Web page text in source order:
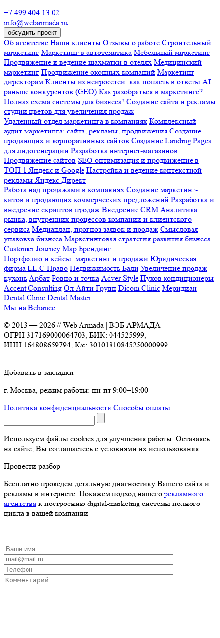
+7 499 404 13 02
info@webarmada.ru
обсудить проект
Об агентстве Наши клиенты Отзывы о работе Строительный
маркетинг Маркетинг в автотематика Мебельный маркетинг
Продвижение и ведение шахматки в отелях Медицинский
маркетинг Продвижение оконных компаний Маркетинг
директорам Клиенты из нейросетей: как попасть в ответы AI
раньше конкурентов (GEO) Как разобраться в маркетинге?
Полная схема системы для бизнеса! Создание сайта и рекламы
студии цветов для увеличения продаж
Удаленный отдел маркетинга в компаниях Комплексный
аудит маркетинга: сайта, рекламы, продвижения Создание
продающих и корпоративных сайтов Создание Landing Pages
для лидогенерации Разработка интернет-магазинов
Продвижение сайтов SEO оптимизация и продвижение в
ТОП 1 Яндекс и Google Настройка и ведение контекстной
рекламы Яндекс Директ
Работа над продажами в компаниях Создание маркетинг-
китов и продающих коммерческих предложений Разработка и
внедрение скриптов продаж Внедрение CRM Аналитика
рынка, внутренних процессов компании и клиентского
сервиса Медиаплан, прогноз заявок и продаж Смысловая
упаковка бизнеса Маркетинговая стратегия развития бизнеса
Customer Journey Map Брендинг
Портфолио и кейсы: маркетинг и продажи Юридическая
фирма LL.C Право Недвижимость Бали Увеличение продаж
кухонь Арбат Ровно и точка Adver Style Пухов кондиционеры
Accent Consulting Ол Айти Групп Dicom Clinic Меридиан
Dental Clinic Dental Master
Мы на Behance
© 2013 —2026 // Web Armada | ВЭБ АРМАДА
ОГРН 317169000064703, БИК: 044525999,
ИНН 164808659794, К/с: 30101810845250000999.
Добавить в закладки
г. Москва, режим работы: пн-пт 9:00–19:00
Политика конфиденциальности Способы оплаты
Используем файлы cookies для улучшения работы. Оставаясь
на сайте, Вы соглашаетесь с условиями их использования.
Провести разбор
Бесплатно проведем детальную диагностику Вашего сайта и
рекламы в интернете. Покажем подход нашего рекламного
агентства к построению digital-marketing системы полного
цикла в вашей компании